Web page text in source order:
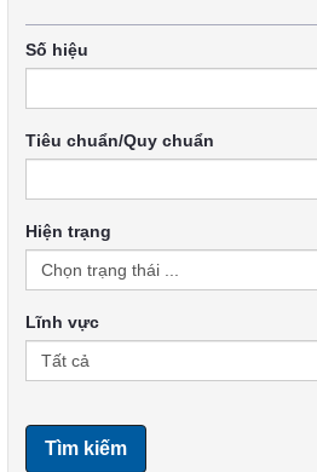
Số hiệu
Tiêu chuẩn/Quy chuẩn
Hiện trạng
Lĩnh vực
Tìm kiếm